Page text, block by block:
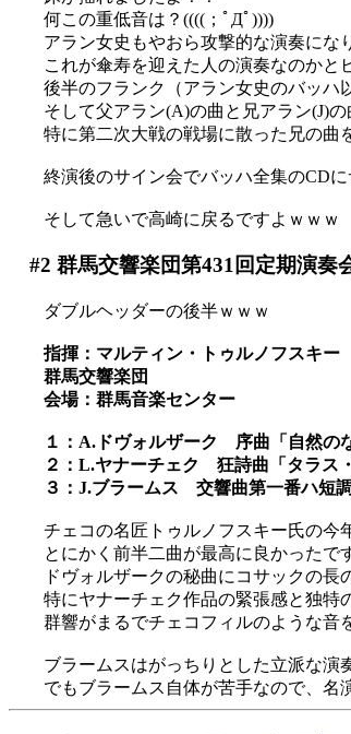
何この重低音は？((((；ﾟДﾟ))))
アラン女史もやおら攻撃的な演奏にな
これが傘寿を迎えた人の演奏なのかと
後半のフランク（アラン女史のバッハ
そして父アラン(A)の曲と兄アラン(J)
特に第二次大戦の戦場に散った兄の曲
終演後のサイン会でバッハ全集のCD
そして急いで高崎に戻るですよｗｗｗ
#2 群馬交響楽団第431回定期演奏
ダブルヘッダーの後半ｗｗｗ
指揮：マルティン・トゥルノフスキー
群馬交響楽団
会場：群馬音楽センター
１：A.ドヴォルザーク 序曲「自然の
２：L.ヤナーチェク 狂詩曲「タラス
３：J.ブラームス 交響曲第一番ハ短
チェコの名匠トゥルノフスキー氏の今
とにかく前半二曲が最高に良かったで
ドヴォルザークの秘曲にコサックの長
特にヤナーチェク作品の緊張感と独特
群響がまるでチェコフィルのような音
ブラームスはがっちりとした立派な演
でもブラームス自体が苦手なので、